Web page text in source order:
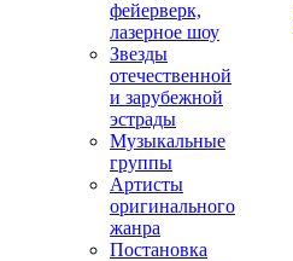
фейерверк,
лазерное шоу
Звезды
отечественной
и зарубежной
эстрады
Музыкальные
группы
Артисты
оригинального
жанра
Постановка